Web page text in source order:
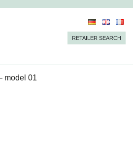
RETAILER SEARCH
model 01